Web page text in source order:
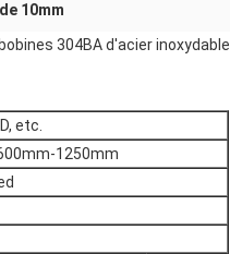
10mm
304BA d'acier inoxydable
etc.
1250mm